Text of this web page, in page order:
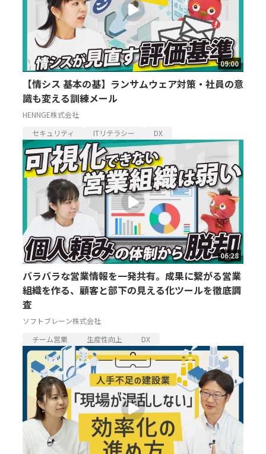
09:00
【情シス 基本の基】ランサムウェア対策・社員の意
識も変える訓練メール
HENNGE株式会社
セキュリティ
ITリテラシー DX
06:28
バラバラな営業情報を一発共有。成果に繋がる営業
組織を作る、顧客と部下の見える化ツールを徹底調
査
ソフトブレーン株式会社
チーム営業
生産性向上 DX